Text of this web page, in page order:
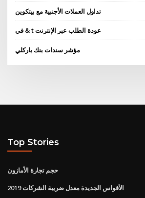
تداول العملات الأجنبية مع بيتكوين
في & t عودة الطلب عبر الإنترنت
مؤشر سندات بنك باركلي
Top Stories
حجم تجارة الأمازون
الأقواس الجديدة معدل ضريبة الشركات 2019